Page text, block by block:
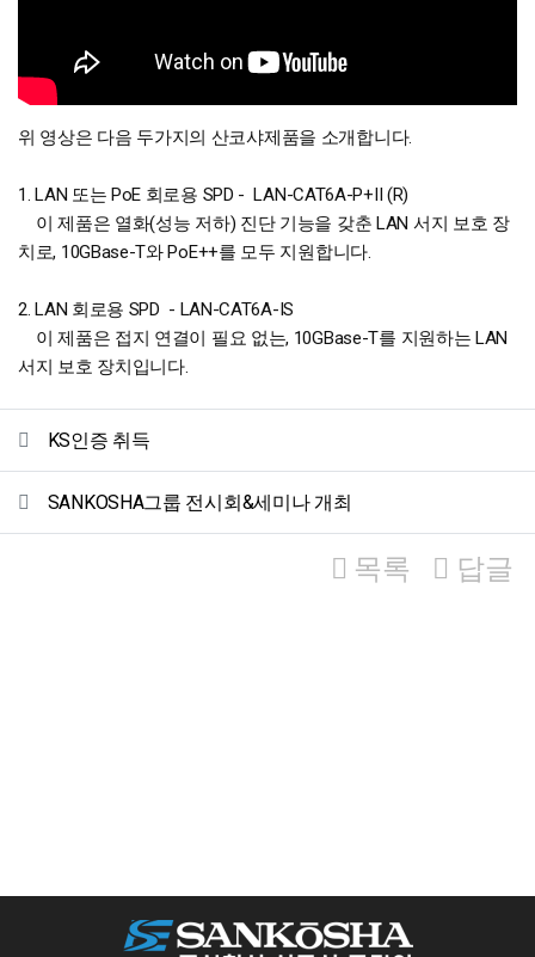
위 영상은 다음 두가지의 산코샤제품을 소개합니다.
1. LAN 또는 PoE 회로용 SPD - LAN-CAT6A-P+II (R)
이 제품은 열화(성능 저하) 진단 기능을 갖춘 LAN 서지 보호 장
치로, 10GBase-T와 PoE++를 모두 지원합니다.
2. LAN 회로용 SPD - LAN-CAT6A-IS
이 제품은 접지 연결이 필요 없는, 10GBase-T를 지원하는 LAN
서지 보호 장치입니다.
관련자료
KS인증 취득
SANKOSHA그룹 전시회&세미나 개최
목록 답글